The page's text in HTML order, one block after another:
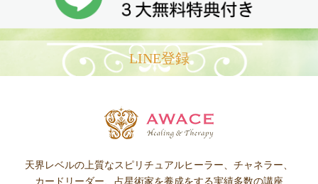
LINE登録
天界レベルの上質なスピリチュアルヒーラー、チャネラー、
カードリーダー、占星術家を養成をする実績多数の講座